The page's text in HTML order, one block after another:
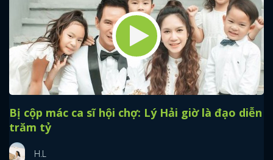
Bị cộp mác ca sĩ hội chợ: Lý Hải giờ là đạo diễn
trăm tỷ
H.L